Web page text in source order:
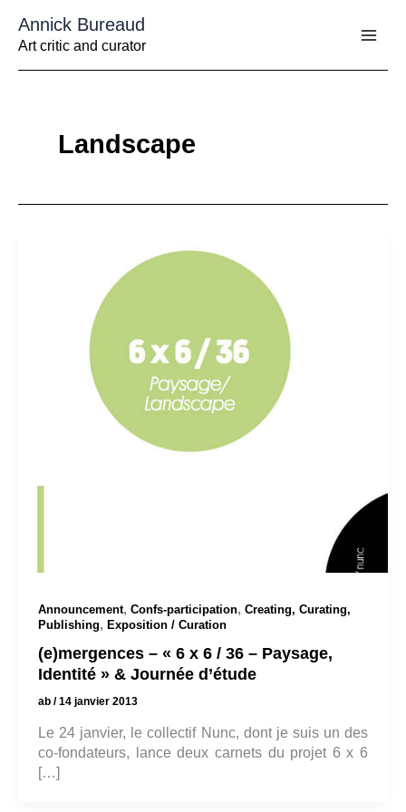
contenu
Annick Bureaud
Art critic and curator
Landscape
Announcement, Confs-participation, Creating, Curating,
Publishing, Exposition / Curation
(e)mergences – « 6 x 6 / 36 – Paysage,
Identité » & Journée d’étude
ab /14 janvier 2013
Le 24 janvier, le collectif Nunc, dont je suis un des
co-fondateurs, lance deux carnets du projet 6 x 6
[…]